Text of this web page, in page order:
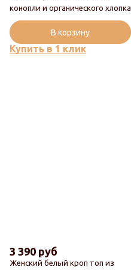
конопли и органического хлопка
Купить в 1 клик
В корзину
Женский белый кроп топ из
3 390 руб